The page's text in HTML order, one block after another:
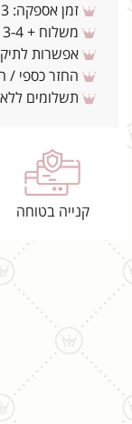
זמן אספקה: 3 - 10 ימי עסקים מאישור העסקה
משלוח + 3-4 ימי עסקים(צריכים לפני ? צרו איתנו קשר)
אפשרות
החזר כספי /
תשלומים
קנייה בטוחה